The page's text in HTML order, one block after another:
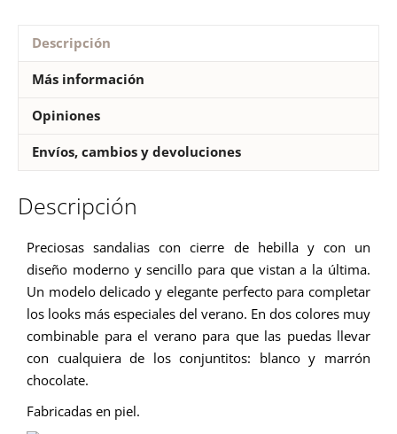
Descripción
Más información
Opiniones
Envíos, cambios y devoluciones
Descripción
Preciosas sandalias con cierre de hebilla y con un
diseño moderno y sencillo para que vistan a la última.
Un modelo delicado y elegante perfecto para completar
los looks más especiales del verano. En dos colores muy
combinable para el verano para que las puedas llevar
con cualquiera de los conjuntitos: blanco y marrón
chocolate.
Fabricadas en piel.